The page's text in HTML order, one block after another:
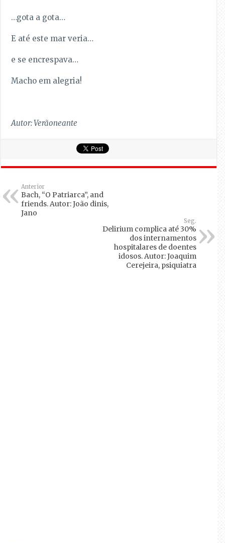
…gota a gota…
E até este mar veria…
e se encrespava…
Macho em alegria!
Autor: Verãoneante
Anterior
Bach, “O Patriarca”, and
friends. Autor: João dinis,
Jano
Seg.
Delirium complica até 30%
dos internamentos
hospitalares de doentes
idosos. Autor: Joaquim
Cerejeira, psiquiatra